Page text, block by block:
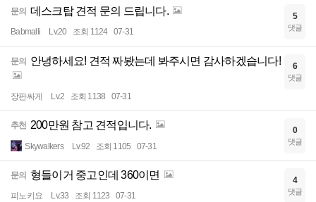
문의 데스크탑 견적 문의 드립니다.
Babmalli Lv.20 조회 1124 07-31
5
댓글
문의 안녕하세요! 견적 짜봤는데 봐주시면 감사하겠습니다!
장판싸게 Lv.2 조회 1138 07-31
6
댓글
추천 200만원 참고 견적입니다.
Skywalkers Lv.92 조회 1105 07-31
0
댓글
문의 형들이거 중고인데 360이면
피노키요 Lv.33 조회 1123 07-31
4
댓글